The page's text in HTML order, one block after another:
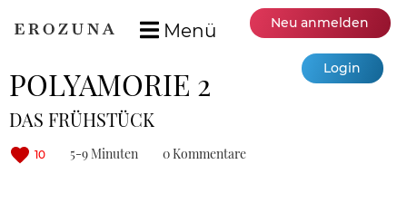
Menü Neu anmelden
Login
POLYAMORIE 2
DAS FRÜHSTÜCK
10 5-9 Minuten 0 Kommentare